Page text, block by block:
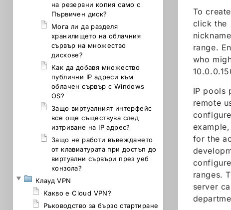
на резервни копия само с
Първичен диск?
Мога ли да разделя
хранилището на облачния
сървър на множество
дискове?
Как да добавя множество
публични IP адреси към
облачен сървър с Windows
OS?
Защо виртуалният интерфейс
все още съществува след
изтриване на IP адрес?
Защо не работи въвеждането
от клавиатурата при достъп до
виртуални сървъри през уеб
конзола?
Клауд VPN
Какво е Cloud VPN?
Ръководство за бързо стартиране
To
click the
range.
who
IP pools
remote
for the
ranges.
server